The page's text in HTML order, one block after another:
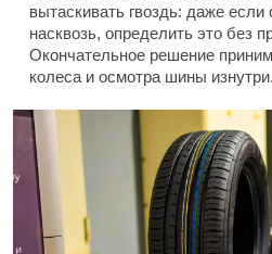
вытаскивать гвоздь: даже
насквозь, определить это без
Окончательное решение
колеса и осмотра шины изнутри.